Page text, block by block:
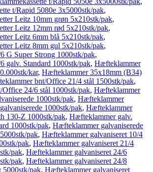
t/Rapid 5080e 3x5000stk/pak,
Leitz 10mm grøn 5x210stk/pak,
Leitz 12mm rød 5x210stk/pak,
Leitz 6mm blå 5x210stk/pak,
Leitz 8mm gul 5x210stk/pak,
G Super Strong 1000stk/pak,
galv. Standard 1000stk/pak, Hæfteklammer
kar, Hæfteklammer 35x18mm (B34)
bnt/Office 21/4 stål 1500stk/pak,
24/6 stål 1000stk/pak, Hæfteklammer
1000stk/pak, Hæfteklammer
1000stk/pak, Hæfteklammer
130-Z 1000stk/pak, Hæfteklammer galv.
1000stk/pak, Hæfteklammer galvaniserede
pak, Hæfteklammer galvaniseret 10/4
pak, Hæfteklammer galvaniseret 21/4
pak, Hæfteklammer galvaniseret 24/6
pak, Hæfteklammer galvaniseret 24/8
5000stk/pak, Hæfteklammer galvaniseret